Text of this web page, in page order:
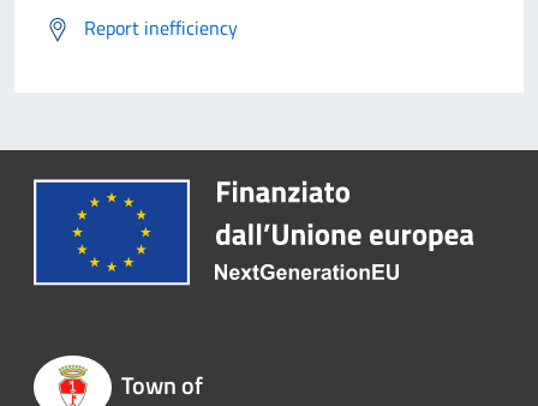
Report inefficiency
Town of